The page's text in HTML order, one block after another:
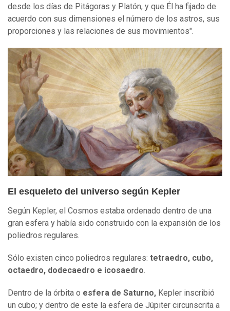
desde los días de Pitágoras y Platón, y que Él ha fijado de
acuerdo con sus dimensiones el número de los astros, sus
proporciones y las relaciones de sus movimientos".
El esqueleto del universo según Kepler
Según Kepler, el Cosmos estaba ordenado dentro de una
gran esfera y había sido construido con la expansión de los
poliedros regulares.
Sólo existen cinco poliedros regulares: tetraedro, cubo,
octaedro, dodecaedro e icosaedro.
Dentro de la órbita o esfera de Saturno, Kepler inscribió
un cubo; y dentro de este la esfera de Júpiter circunscrita a